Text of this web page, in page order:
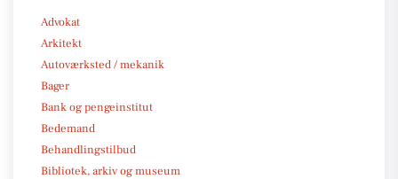
Advokat
Arkitekt
Autoværksted / mekanik
Bager
Bank og pengeinstitut
Bedemand
Behandlingstilbud
Bibliotek, arkiv og museum